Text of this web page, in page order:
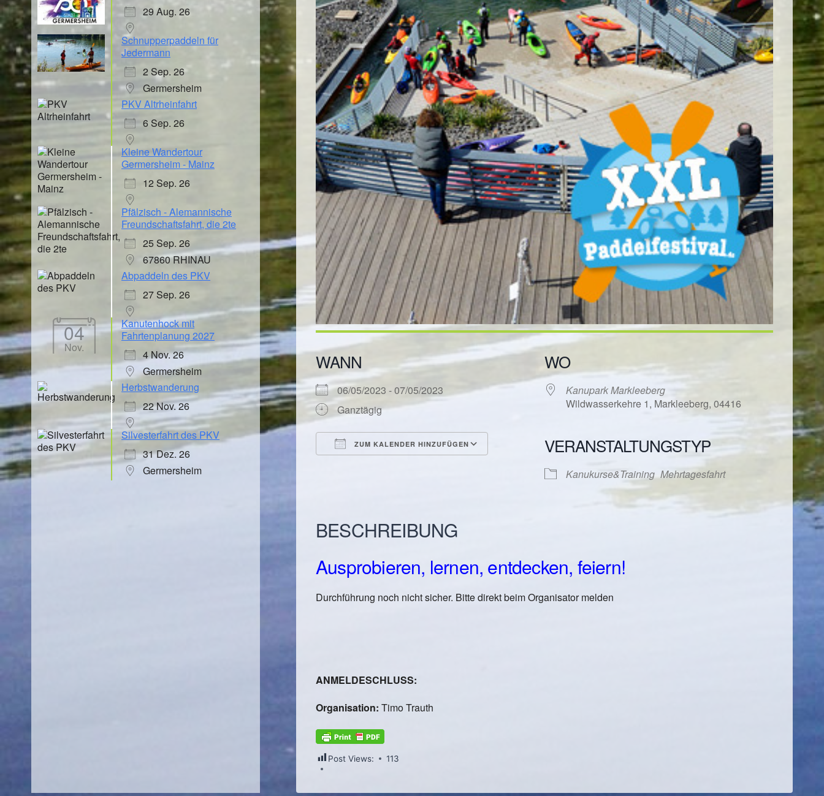
WANN
06/05/2023 - 07/05/2023
Ganztägig
ZUM KALENDER HINZUFÜGEN
Google Kalender iCalendar
WO
Kanupark Markleeberg
Wildwasserkehre 1, Markleeberg, 04416
VERANSTALTUNGSTYP
Kanukurse&Training Mehrtagesfahrt
BESCHREIBUNG
Ausprobieren, lernen, entdecken, feiern!
Durchführung noch nicht sicher. Bitte direkt beim Organisator melden
ANMELDESCHLUSS:
Organisation:Timo Trauth
Post Views: 113
29 Aug. 26
Schnupperpaddeln für
Jedermann
2 Sep. 26
Germersheim
PKV Altrheinfahrt
6 Sep. 26
Kleine Wandertour
Germersheim - Mainz
12 Sep. 26
Pfälzisch - Alemannische
Freundschaftsfahrt, die 2te
25 Sep. 26
67860 RHINAU
Abpaddeln des PKV
27 Sep. 26
04
Nov.
Kanutenhock mit
Fahrtenplanung 2027
4 Nov. 26
Germersheim
Herbstwanderung
22 Nov. 26
Silvesterfahrt des PKV
31 Dez. 26
Germersheim